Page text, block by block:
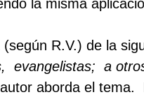
la misma
R.V.) de la
evangelistas; a
aborda el tema.